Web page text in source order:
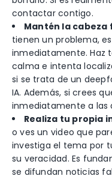
contactar contigo.
Mantén la cabeza
tienen un problema,
inmediatamente. Haz
calma e intenta
si se trata de un
IA. Además, si crees
inmediatamente a las
Realiza tu propia
o ves un video que
investiga el tema por
su veracidad. Es
se difundan noticias